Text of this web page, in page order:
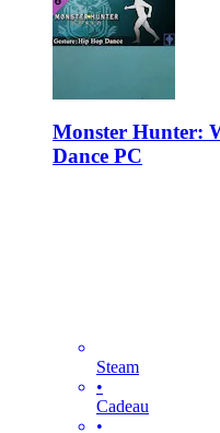
Monster Hunter:
Dance PC
Steam
•
Cadeau
•